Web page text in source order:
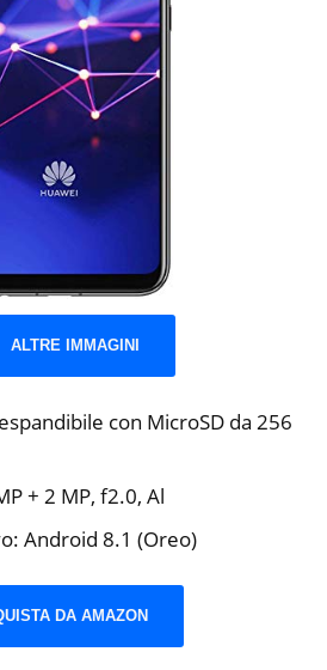
ALTRE IMMAGINI
con MicroSD da 256
+ 2 MP, f2.0, Al
Android 8.1 (Oreo)
DA AMAZON